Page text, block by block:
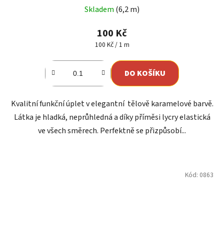
hodnocení
produktu
je
z
5
Skladem (6,2 m)
100 Kč
Měrná
100 Kč / 1 m
DO KOŠÍKU
Kvalitní funkční úplet v elegantní tělově karamelové barvě.
Látka je hladká, neprůhledná a díky příměsi lycry elastická
ve všech směrech. Perfektně se přizpůsobí...
Kód: 0863